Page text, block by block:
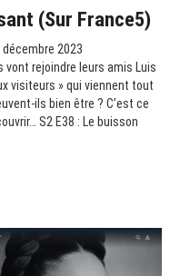
(sur France5)
2023
vont rejoindre leurs amis Luis
visiteurs » qui viennent tout
ils bien être ? C’est ce
S2 E38 : Le buisson